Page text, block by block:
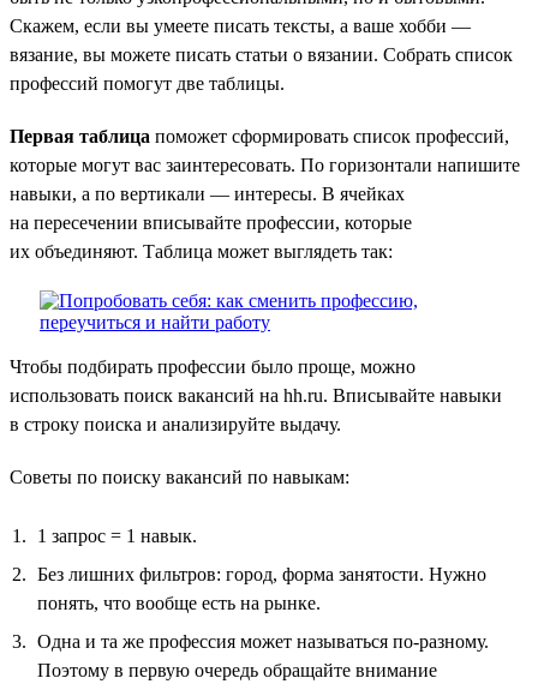
Скажем, если вы умеете писать тексты, а ваше хобби —
вязание, вы можете писать статьи о вязании. Собрать список
профессий помогут две таблицы.
Первая таблица поможет сформировать список профессий,
которые могут вас заинтересовать. По горизонтали напишите
навыки, а по вертикали — интересы. В ячейках
на пересечении вписывайте профессии, которые
их объединяют. Таблица может выглядеть так:
Чтобы подбирать профессии было проще, можно
использовать поиск вакансий на hh.ru. Вписывайте навыки
в строку поиска и анализируйте выдачу.
Советы по поиску вакансий по навыкам:
1 запрос = 1 навык.
Без лишних фильтров: город, форма занятости. Нужно
понять, что вообще есть на рынке.
Одна и та же профессия может называться по-разному.
Поэтому в первую очередь обращайте внимание